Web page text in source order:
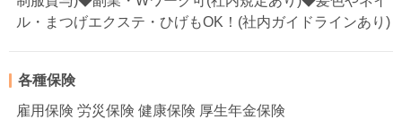
ル・まつげエクステ・ひげもOK！(社内ガイドラインあり)
各種保険
雇用保険 労災保険 健康保険 厚生年金保険